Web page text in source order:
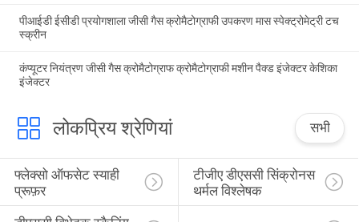
पीआईडी ​​ईसीडी प्रयोगशाला जीसी गैस क्रोमैटोग्राफी उपकरण मास स्पेक्ट्रोमेट्री टच
स्क्रीन
कंप्यूटर नियंत्रण जीसी गैस क्रोमैटोग्राफ क्रोमैटोग्राफी मशीन पैक्ड इंजेक्टर केशिका
इंजेक्टर
लोकप्रिय श्रेणियां सभी
फ्लेक्सो ऑफसेट स्याही
प्रूफ़र
टीजीए डीएससी सिंक्रोनस
थर्मल विश्लेषक